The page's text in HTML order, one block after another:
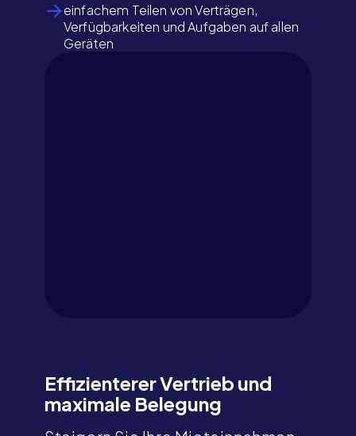
einfachem Teilen von Verträgen,
Verfügbarkeiten und Aufgaben auf allen
Geräten
Effizienterer Vertrieb und
maximale Belegung